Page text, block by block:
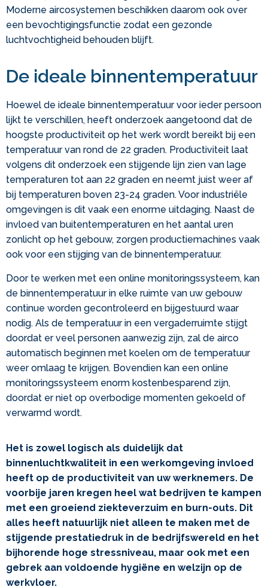
Moderne aircosystemen beschikken daarom ook over
een bevochtigingsfunctie zodat een gezonde
luchtvochtigheid behouden blijft.
De ideale binnentemperatuur
Hoewel de ideale binnentemperatuur voor ieder persoon
lijkt te verschillen, heeft onderzoek aangetoond dat de
hoogste productiviteit op het werk wordt bereikt bij een
temperatuur van rond de 22 graden. Productiviteit laat
volgens dit onderzoek een stijgende lijn zien van lage
temperaturen tot aan 22 graden en neemt juist weer af
bij temperaturen boven 23-24 graden. Voor industriële
omgevingen is dit vaak een enorme uitdaging. Naast de
invloed van buitentemperaturen en het aantal uren
zonlicht op het gebouw, zorgen productiemachines vaak
ook voor een stijging van de binnentemperatuur.
Door te werken met een online monitoringssysteem, kan
de binnentemperatuur in elke ruimte van uw gebouw
continue worden gecontroleerd en bijgestuurd waar
nodig. Als de temperatuur in een vergaderruimte stijgt
doordat er veel personen aanwezig zijn, zal de airco
automatisch beginnen met koelen om de temperatuur
weer omlaag te krijgen. Bovendien kan een online
monitoringssysteem enorm kostenbesparend zijn,
doordat er niet op overbodige momenten gekoeld of
verwarmd wordt.
Het is zowel logisch als duidelijk dat
binnenluchtkwaliteit in een werkomgeving invloed
heeft op de productiviteit van uw werknemers. De
voorbije jaren kregen heel wat bedrijven te kampen
met een groeiend ziekteverzuim en burn-outs. Dit
alles heeft natuurlijk niet alleen te maken met de
stijgende prestatiedruk in de bedrijfswereld en het
bijhorende hoge stressniveau, maar ook met een
gebrek aan voldoende hygiëne en welzijn op de
werkvloer.